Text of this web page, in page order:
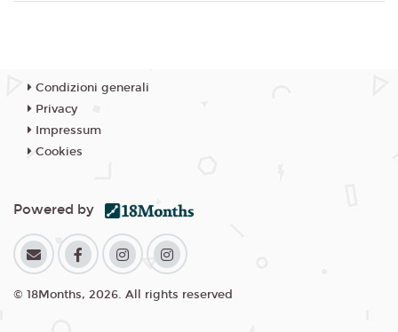
Condizioni generali
Privacy
Impressum
Cookies
Powered by
© 18Months, 2026. All rights reserved